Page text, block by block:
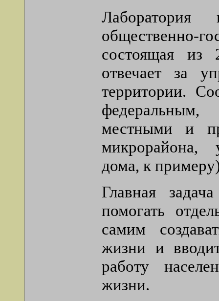
общественно-
состоящая из
отвечает за
территории.
местными и
микрорайона,
дома, к
Главная
помогать
самим
жизни и
работу
жизни.